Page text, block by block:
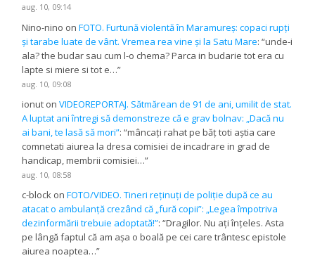
aug. 10, 09:14
Nino-nino onFOTO. Furtună violentă în Maramureș: copaci rupți
și tarabe luate de vânt. Vremea rea vine și la Satu Mare: “unde-i
ala? the budar sau cum l-o chema? Parca in budarie tot era cu
lapte si miere si tot e…”
aug. 10, 09:08
ionut onVIDEOREPORTAJ. Sătmărean de 91 de ani, umilit de stat.
A luptat ani întregi să demonstreze că e grav bolnav: „Dacă nu
ai bani, te lasă să mori”: “mâncaţi rahat pe băţ toti aştia care
comnetati aiurea la dresa comisiei de incadrare in grad de
handicap, membrii comisiei…”
aug. 10, 08:58
c-block onFOTO/VIDEO. Tineri reținuți de poliție după ce au
atacat o ambulanță crezând că „fură copii”: „Legea împotriva
dezinformării trebuie adoptată!”: “Dragilor. Nu ați înțeles. Asta
pe lângă faptul că am așa o boală pe cei care trântesc epistole
aiurea noaptea…”